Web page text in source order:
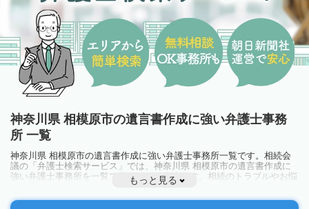
神奈川県 相模原市の遺言書作成に強い弁護士事務
所 一覧
神奈川県 相模原市の遺言書作成に強い弁護士事務所一覧です。相続会
議の「弁護士検索サービス」では、神奈川県 相模原市の遺言書作成に
強い弁護士事務所を一覧で見ることが出来ます。相続のトラブルやお悩
みを抱えている方は一度近隣の弁護士に相談してみましょう。
もっと見る